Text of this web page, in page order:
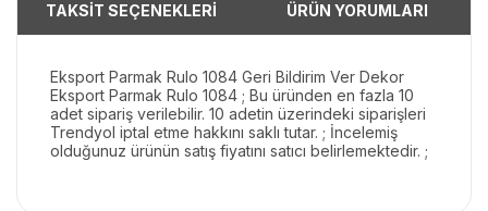
TAKSİT SEÇENEKLERİ ÜRÜN YORUMLARI
Eksport Parmak Rulo 1084 Geri Bildirim Ver Dekor
Eksport Parmak Rulo 1084 ; Bu üründen en fazla 10
adet sipariş verilebilir. 10 adetin üzerindeki siparişleri
Trendyol iptal etme hakkını saklı tutar. ; İncelemiş
olduğunuz ürünün satış fiyatını satıcı belirlemektedir. ;